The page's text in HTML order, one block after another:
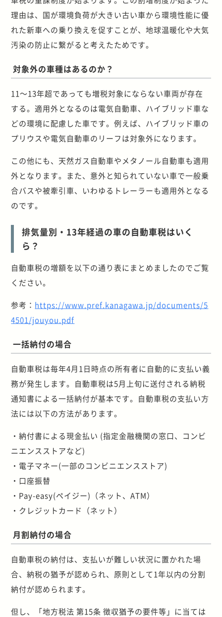
理由は、国が環境負荷が大きい古い車から環境性能に優
れた新車への乗り換えを促すことが、地球温暖化や大気
汚染の防止に繋がると考えたためです。
対象外の車種はあるのか？
11～13年超であっても増税対象にならない車両が存在
する。適用外となるのは電気自動車、ハイブリッド車な
どの環境に配慮した車です。例えば、ハイブリッド車の
プリウスや電気自動車のリーフは対象外になります。
この他にも、天然ガス自動車やメタノール自動車も適用
外となります。また、意外と知られていない車で一般乗
合バスや被牽引車、いわゆるトレーラーも適用外となる
のです。
排気量別・13年経過の車の自動車税はいく
ら？
自動車税の増額を以下の通り表にまとめましたのでご覧
ください。
参考： https://www.pref.kanagawa.jp/documents/5
4501/jouyou.pdf
一括納付の場合
自動車税は毎年4月1日時点の所有者に自動的に支払い義
務が発生します。自動車税は5月上旬に送付される納税
通知書による一括納付が基本です。自動車税の支払い方
法には以下の方法があります。
・納付書による現金払い (指定金融機関の窓口、コンビ
ニエンスストアなど)
・電子マネー(一部のコンビニエンスストア)
・口座振替
・Pay-easy(ペイジー)（ネット、ATM）
・クレジットカード（ネット）
月割納付の場合
自動車税の納付は、支払いが難しい状況に置かれた場
合、納税の猶予が認められ、原則として1年以内の分割
納付が認められます。
但し、「地方税法 第15条 徴収猶予の要件等」に当ては